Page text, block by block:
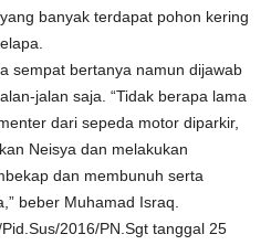
banyak terdapat pohon kering
sempat bertanya namun dijawab
jalan saja. “Tidak berapa lama
dari sepeda motor diparkir,
Neisya dan melakukan
dan membunuh serta
beber Muhamad Israq.
2016/PN.Sgt tanggal 25